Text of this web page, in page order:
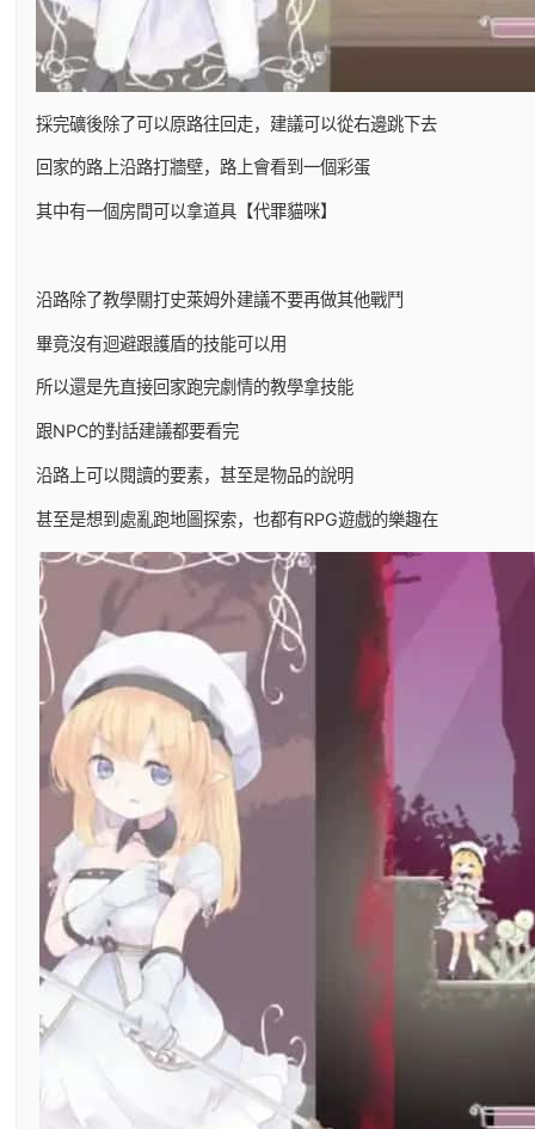
採完礦後除了可以原路往回走，建議可以從右邊跳下去
回家的路上沿路打牆壁，路上會看到一個彩蛋
其中有一個房間可以拿道具【代罪貓咪】
沿路除了教學關打史萊姆外建議不要再做其他戰鬥
畢竟沒有迴避跟護盾的技能可以用
所以還是先直接回家跑完劇情的教學拿技能
跟NPC的對話建議都要看完
沿路上可以閱讀的要素，甚至是物品的說明
甚至是想到處亂跑地圖探索，也都有RPG遊戲的樂趣在